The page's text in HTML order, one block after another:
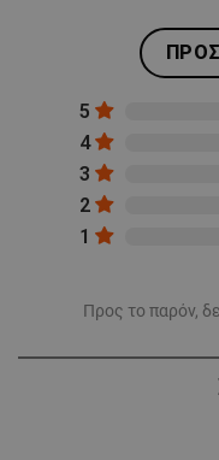
5
4
3
2
1
Προς το παρόν,